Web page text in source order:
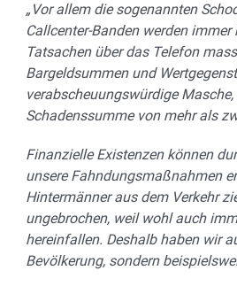
„Vor allem die sogenannten
Callcenter-Banden werden
Tatsachen über das Telefon
Bargeldsummen und
verabscheuungswürdige
Schadenssumme von mehr als
Finanzielle Existenzen können
unsere Fahndungsmaßnahmen
Hintermänner aus dem Verkehr
ungebrochen, weil wohl auch
hereinfallen. Deshalb haben wir
Bevölkerung, sondern